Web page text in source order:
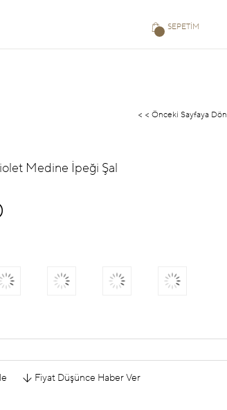
SEPETIM
< < Önceki Sayfaya Dön
Medine İpeği Şal
Fiyat Düşünce Haber Ver